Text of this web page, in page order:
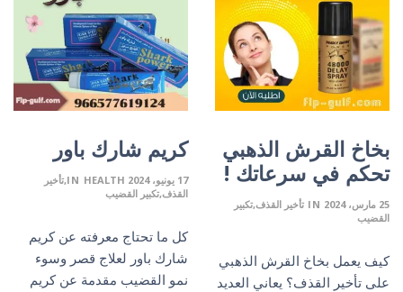
كريم شارك باور
17 يونيو، 2024 IN HEALTH
تأخير
القذف تكبير القضيب
كل ما تحتاج معرفته عن كريم
شارك باور لعلاج قصر وسوء
نمو القضيب مقدمة عن كريم
بخاخ القرش الذهبي
تحكم في سرعاتك !
25 مارس، 2024 IN تأخير القذف تكبير
القضيب
كيف يعمل بخاخ القرش الذهبي
على تأخير القذف؟ يعاني العديد